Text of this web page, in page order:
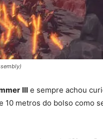
III e sempre achou
10 metros do bolso como